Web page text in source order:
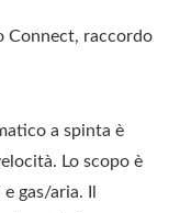
Connect, raccordo
a spinta è
Lo scopo è
gas/aria. Il